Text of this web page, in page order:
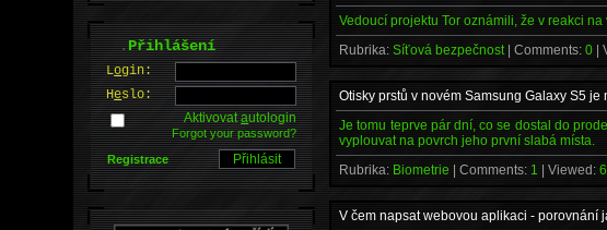
Vedoucí projektu Tor oznámili, že v reakci
Rubrika:Síťová bezpečnost | Comments:0 |
Otisky prstů v novém Samsung Galaxy S5 je
Je tomu teprve pár dní, co se dostal do
vyplouvat na povrch jeho první slabá místa.
Rubrika: Biometrie | Comments: 1 | Viewed:
V čem napsat webovou aplikaci - porovnání
.Přihlášení
Login:
Heslo:
Aktivovatautologin
Forgot your password?
Registrace